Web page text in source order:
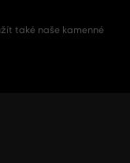
také naše kamenné